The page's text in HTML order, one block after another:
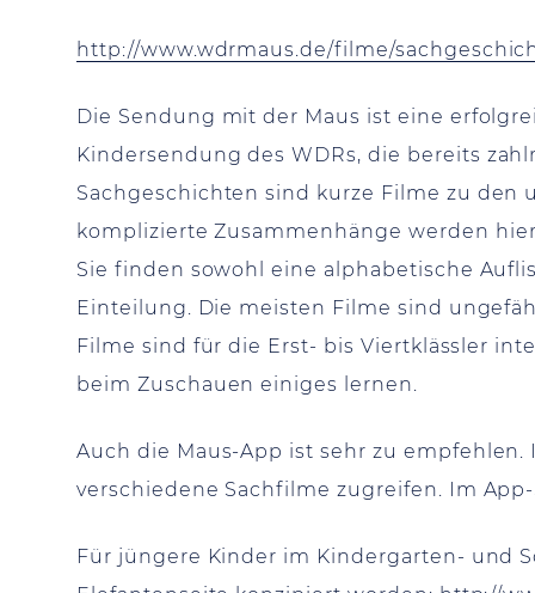
http://www.wdrmaus.de/filme/
Die Sendung mit der Maus ist eine
Kindersendung des WDRs, die bereits
Sachgeschichten sind kurze Filme zu
komplizierte Zusammenhänge werden
Sie finden sowohl eine alphabetische
Einteilung. Die meisten Filme sind
Filme sind für die Erst- bis Viertklässler
beim Zuschauen einiges lernen.
Auch die Maus-App ist sehr zu
verschiedene Sachfilme zugreifen. Im
Für jüngere Kinder im Kindergarten- und